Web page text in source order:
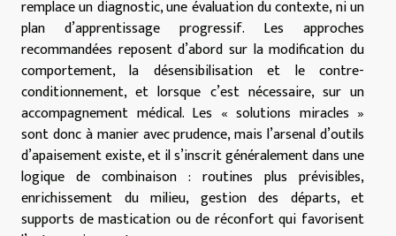
remplace un diagnostic, une évaluation du contexte, ni un
plan d’apprentissage progressif. Les approches
recommandées reposent d’abord sur la modification du
comportement, la désensibilisation et le contre-
conditionnement, et lorsque c’est nécessaire, sur un
accompagnement médical. Les « solutions miracles »
sont donc à manier avec prudence, mais l’arsenal d’outils
d’apaisement existe, et il s’inscrit généralement dans une
logique de combinaison : routines plus prévisibles,
enrichissement du milieu, gestion des départs, et
supports de mastication ou de réconfort qui favorisent